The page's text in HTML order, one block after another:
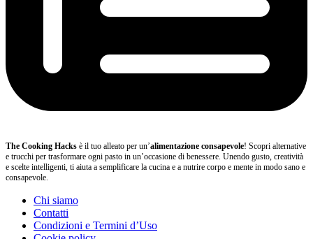
The Cooking Hacks è il tuo alleato per un’alimentazione consapevole! Scopri alternative
e trucchi per trasformare ogni pasto in un’occasione di benessere. Unendo gusto, creatività
e scelte intelligenti, ti aiuta a semplificare la cucina e a nutrire corpo e mente in modo sano e
consapevole.
Chi siamo
Contatti
Condizioni e Termini d’Uso